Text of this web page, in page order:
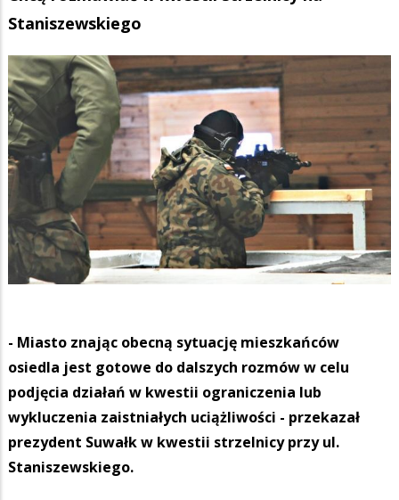
Staniszewskiego
- Miasto znając obecną sytuację mieszkańców
osiedla jest gotowe do dalszych rozmów w celu
podjęcia działań w kwestii ograniczenia lub
wykluczenia zaistniałych uciążliwości - przekazał
prezydent Suwałk w kwestii strzelnicy przy ul.
Staniszewskiego.